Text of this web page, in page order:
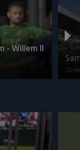
- Willem II
21